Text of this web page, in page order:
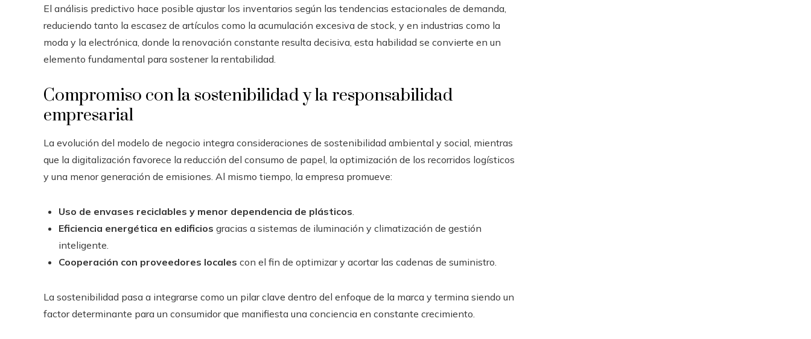
El análisis predictivo hace posible ajustar los inventarios según las tendencias estacionales de demanda,
reduciendo tanto la escasez de artículos como la acumulación excesiva de stock, y en industrias como la
moda y la electrónica, donde la renovación constante resulta decisiva, esta habilidad se convierte en un
elemento fundamental para sostener la rentabilidad.
Compromiso con la sostenibilidad y la responsabilidad
empresarial
La evolución del modelo de negocio integra consideraciones de sostenibilidad ambiental y social, mientras
que la digitalización favorece la reducción del consumo de papel, la optimización de los recorridos logísticos
y una menor generación de emisiones. Al mismo tiempo, la empresa promueve:
Uso de envases reciclables y menor dependencia de plásticos.
Eficiencia energética en edificios gracias a sistemas de iluminación y climatización de gestión
inteligente.
Cooperación con proveedores locales con el fin de optimizar y acortar las cadenas de suministro.
La sostenibilidad pasa a integrarse como un pilar clave dentro del enfoque de la marca y termina siendo un
factor determinante para un consumidor que manifiesta una conciencia en constante crecimiento.